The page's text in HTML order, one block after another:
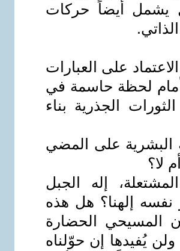
يشمل أيضاً حركات
على العبارات
أمام لحظة حاسمة في
الجذرية بناء
البشرية على المضي
لا؟
إله الجبل
نفسه إلهنا؟ هل هذه
المسيحي الحضارة
يُفيدها إن حوّلناه